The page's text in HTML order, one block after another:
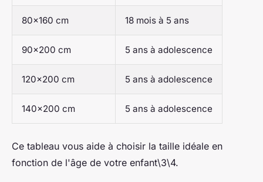
80x160 cm 18 mois à 5 ans
90x200 cm 5 ans à adolescence
120x200 cm 5 ans à adolescence
140x200 cm 5 ans à adolescence
Ce tableau vous aide à choisir la taille idéale en
fonction de l'âge de votre enfant\3\4.